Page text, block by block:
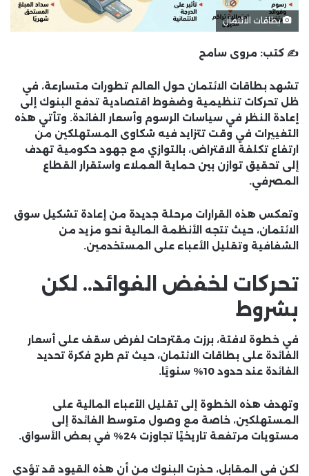
بطاقات الائتمان
✍️ كتب: مروى سامح
تشهد بطاقات الائتمان حول العالم تطورات متسارعة، في
ظل تحركات تنظيمية وضغوط اقتصادية تدفع البنوك إلى
إعادة النظر في سياسات الرسوم وأسعار الفائدة. وتأتي هذه
التغييرات في وقت تتزايد فيه شكاوى المستهلكين من
ارتفاع تكلفة الاقتراض، بالتوازي مع جهود حكومية تهدف
إلى تحقيق توازن بين حماية العملاء واستقرار القطاع
المصرفي.
وتعكس هذه القرارات مرحلة جديدة من إعادة تشكيل سوق
الائتمان، حيث تتجه الأنظمة المالية نحو مزيد من
الشفافية وتقليل الأعباء على المستخدمين.
تحركات لخفض الفوائد.. لكن
بشروط
في خطوة لافتة، برزت مقترحات لفرض سقف على أسعار
الفائدة على بطاقات الائتمان، حيث تم طرح فكرة تحديد
الفائدة عند حدود 10% سنويًا.
وتهدف هذه الخطوة إلى تقليل الأعباء المالية على
المستهلكين، خاصة مع وصول متوسط الفائدة إلى
مستويات مرتفعة تاريخيًا تجاوزت 24% في بعض الأسواق.
لكن في المقابل، حذرت البنوك من أن هذه القيود قد تؤدي